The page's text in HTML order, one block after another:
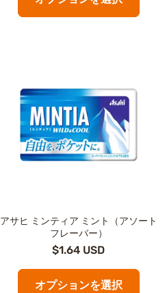
アサヒ ミンティア ミント（アソート
フレーバー）
$1.64 USD
オプションを選択